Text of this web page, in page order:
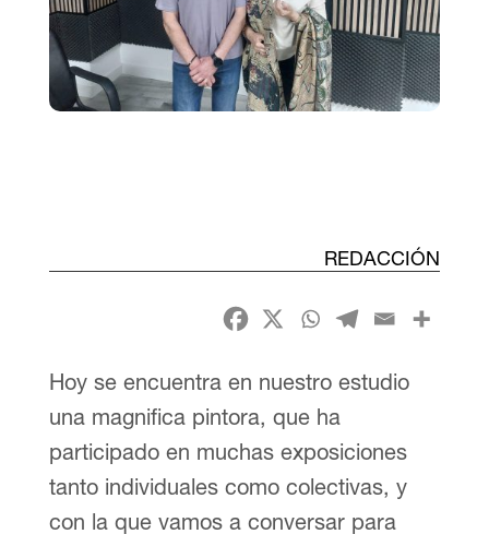
REDACCIÓN
Hoy se encuentra en nuestro estudio
una magnifica pintora, que ha
participado en muchas exposiciones
tanto individuales como colectivas, y
con la que vamos a conversar para